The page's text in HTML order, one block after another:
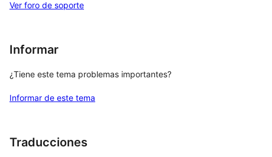
Ver foro de soporte
Informar
¿Tiene este tema problemas importantes?
Informar de este tema
Traducciones